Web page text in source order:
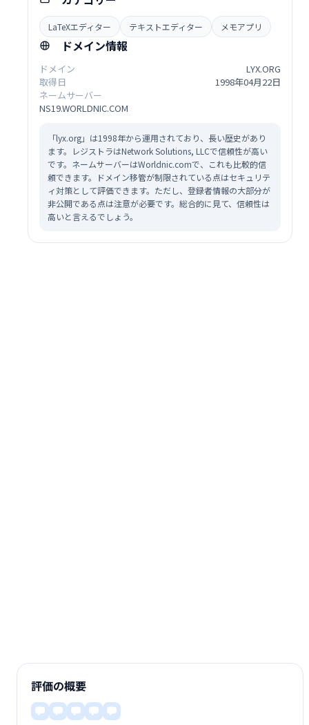
LaTeXエディター テキストエディター メモアプリ
ドメイン情報
ドメイン
LYX.ORG
取得日
1998年04月22日
ネームサーバー
NS19.WORLDNIC.COM
「lyx.org」は1998年から運用されており、長い歴史があり
ます。レジストラはNetwork Solutions, LLCで信頼性が高い
です。ネームサーバーはWorldnic.comで、これも比較的信
頼できます。ドメイン移管が制限されている点はセキュリテ
ィ対策として評価できます。ただし、登録者情報の大部分が
非公開である点は注意が必要です。総合的に見て、信頼性は
高いと言えるでしょう。
評価の概要